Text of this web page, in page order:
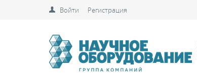
Войти Регистрация